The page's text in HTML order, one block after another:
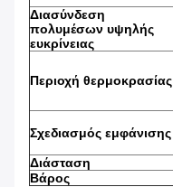
Διασύνδεση
πολυμέσων υψηλής
ευκρίνειας
Περιοχή θερμοκρασίας
Σχεδιασμός εμφάνισης
Διάσταση
Βάρος